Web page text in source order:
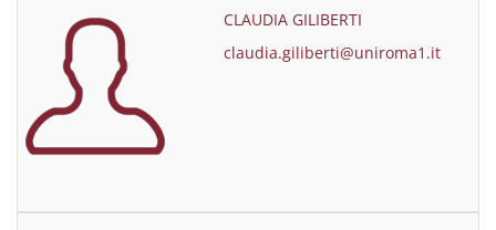
CLAUDIA GILIBERTI
claudia.giliberti@uniroma1.it